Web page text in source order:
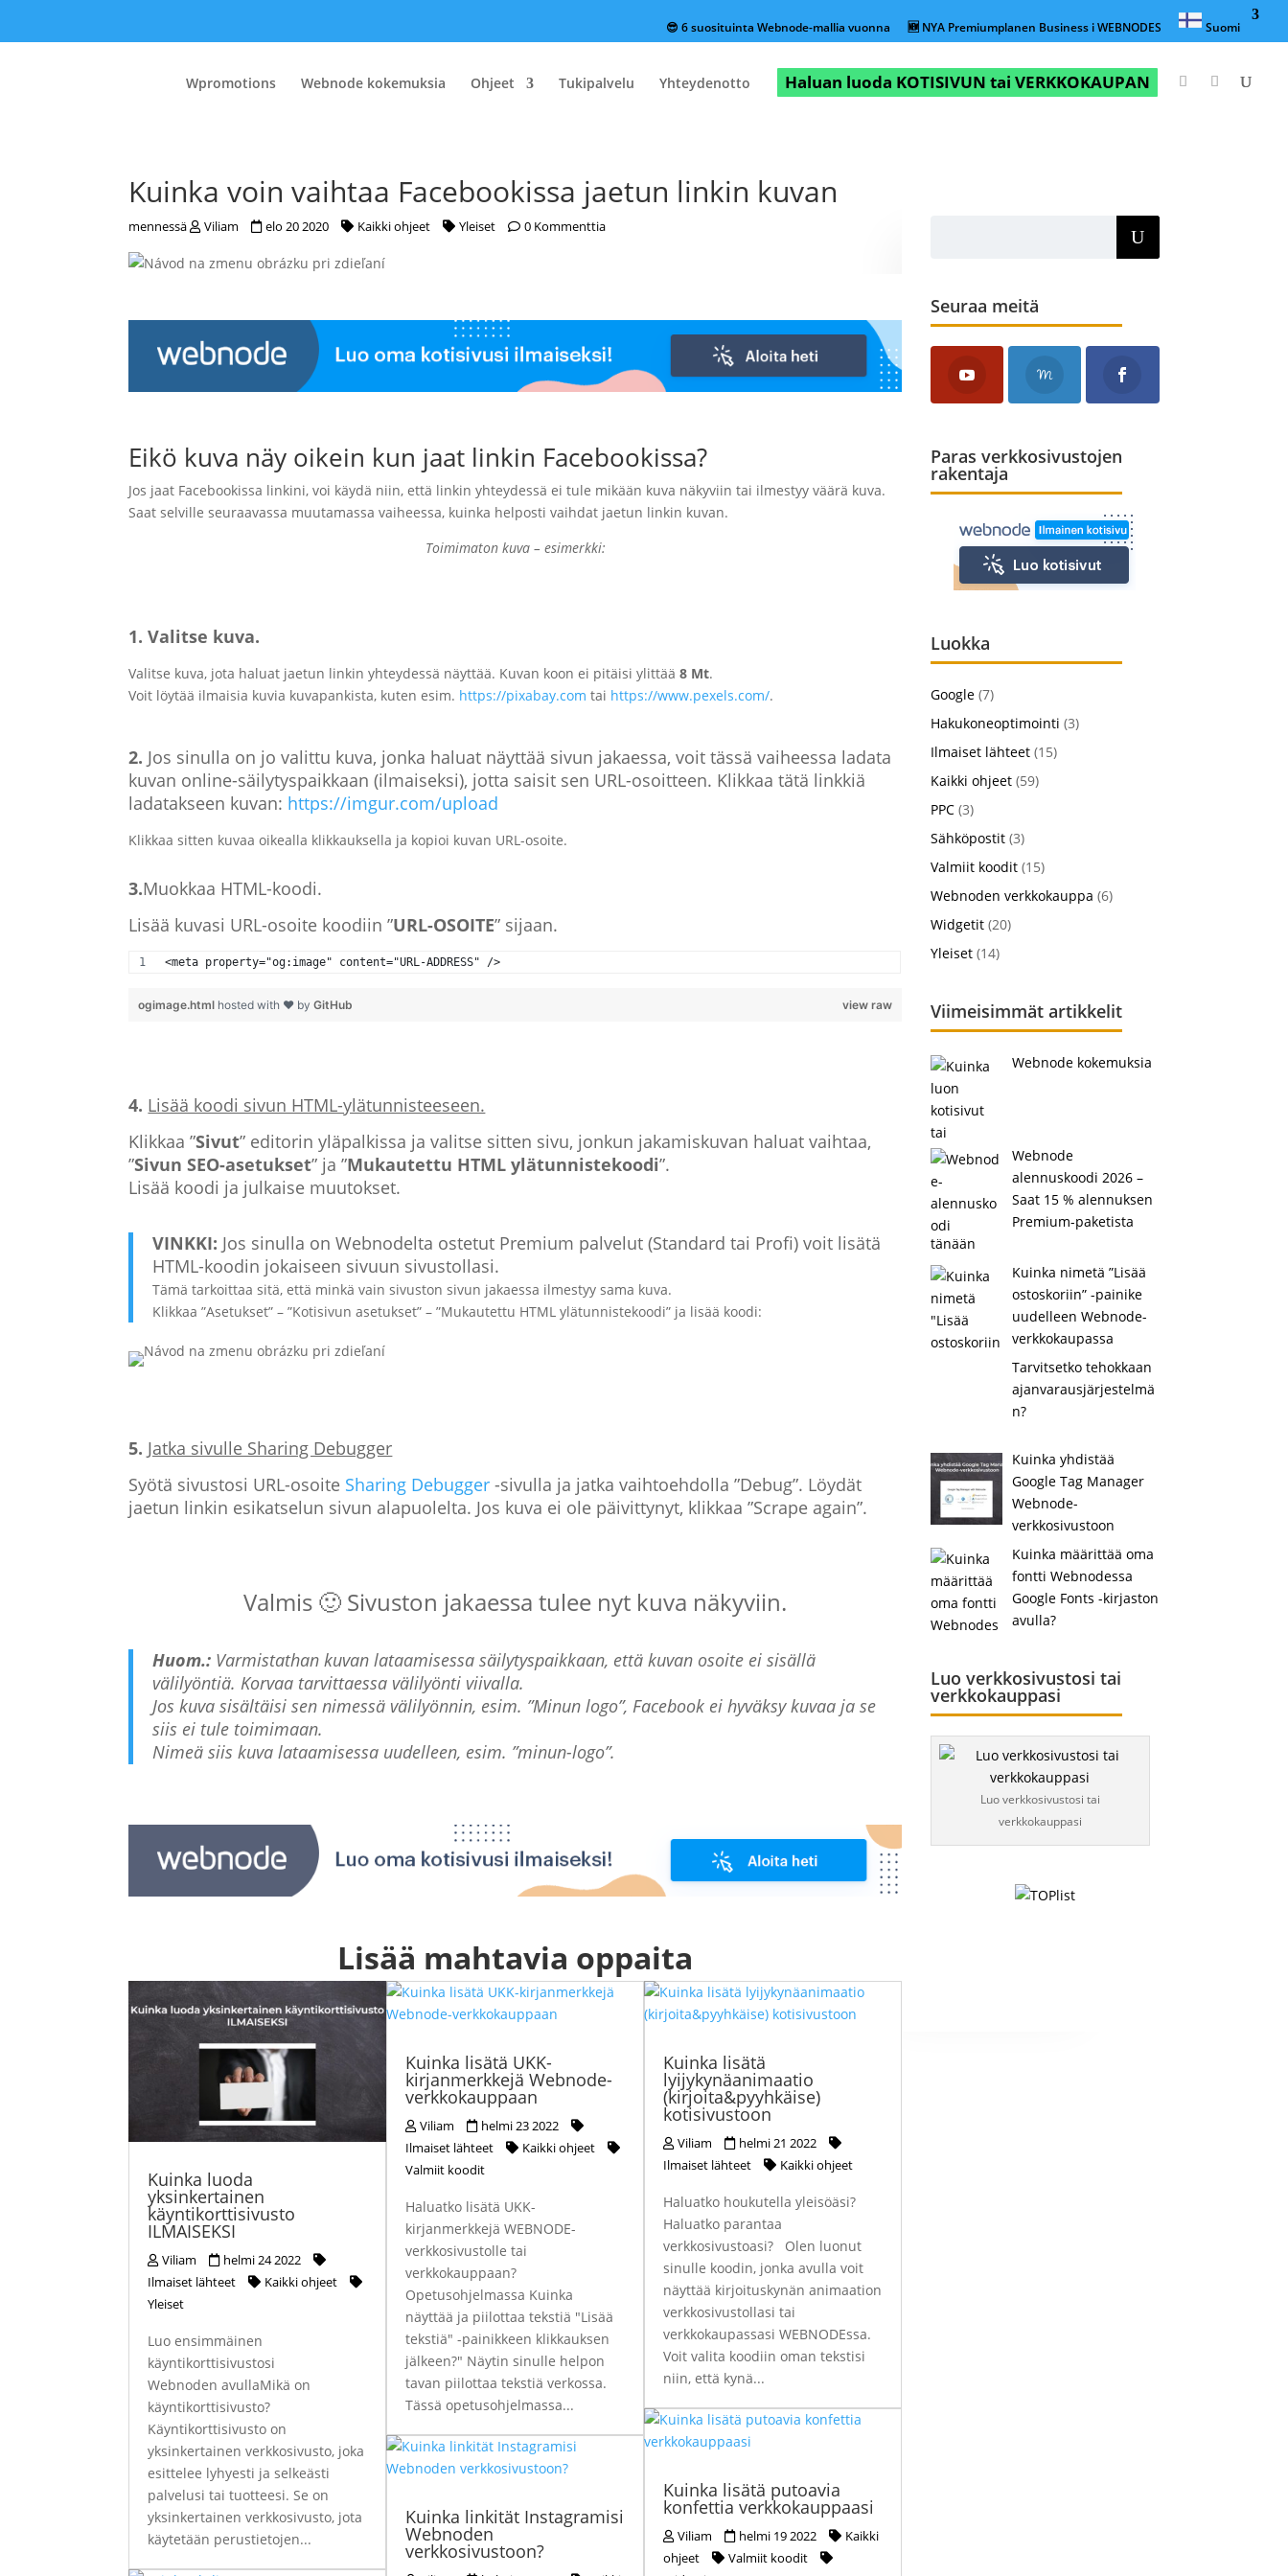
😎 6 suosituinta Webnode-mallia vuonna 🆕 NYA Premiumplanen Business i WEBNODES Suomi
Wpromotions Webnode kokemuksia Ohjeet Tukipalvelu Yhteydenotto Haluan luoda KOTISIVUN tai VERKKOKAUPAN
Kuinka voin vaihtaa Facebookissa jaetun linkin kuvan
mennessä Viliam elo 20 2020 Kaikki ohjeet Yleiset 0 Kommenttia
Eikö kuva näy oikein kun jaat linkin Facebookissa?
Jos jaat Facebookissa linkini, voi käydä niin, että linkin yhteydessä ei tule mikään kuva näkyviin tai ilmestyy väärä kuva.
Saat selville seuraavassa muutamassa vaiheessa, kuinka helposti vaihdat jaetun linkin kuvan.
Toimimaton kuva – esimerkki:
1. Valitse kuva.
Valitse kuva, jota haluat jaetun linkin yhteydessä näyttää. Kuvan koon ei pitäisi ylittää8 Mt.
Voit löytää ilmaisia kuvia kuvapankista, kuten esim. https://pixabay.com tai https://www.pexels.com/.
2. Jos sinulla on jo valittu kuva, jonka haluat näyttää sivun jakaessa, voit tässä vaiheessa ladata
kuvan online-säilytyspaikkaan (ilmaiseksi), jotta saisit sen URL-osoitteen. Klikkaa tätä linkkiä
ladatakseen kuvan: https://imgur.com/upload
Klikkaa sitten kuvaa oikealla klikkauksella ja kopioi kuvan URL-osoite.
3.Muokkaa HTML-koodi.
Lisää kuvasi URL-osoite koodiin ”URL-OSOITE” sijaan.
<meta property="og:image" content="URL-ADDRESS" />
view raw
ogimage.html hosted with ❤ byGitHub
4. Lisää koodi sivun HTML-ylätunnisteeseen.
Klikkaa ”Sivut” editorin yläpalkissa ja valitse sitten sivu, jonkun jakamiskuvan haluat vaihtaa,
”Sivun SEO-asetukset” ja ”Mukautettu HTML ylätunnistekoodi”.
Lisää koodi ja julkaise muutokset.
VINKKI: Jos sinulla on Webnodelta ostetut Premium palvelut (Standard tai Profi) voit lisätä
HTML-koodin jokaiseen sivuun sivustollasi.
Tämä tarkoittaa sitä, että minkä vain sivuston sivun jakaessa ilmestyy sama kuva.
Klikkaa ”Asetukset” – ”Kotisivun asetukset” – ”Mukautettu HTML ylätunnistekoodi” ja lisää koodi:
5. Jatka sivulle Sharing Debugger
Syötä sivustosi URL-osoite Sharing Debugger -sivulla ja jatka vaihtoehdolla ”Debug”. Löydät
jaetun linkin esikatselun sivun alapuolelta. Jos kuva ei ole päivittynyt, klikkaa ”Scrape again”.
Valmis 🙂 Sivuston jakaessa tulee nyt kuva näkyviin.
Huom.: Varmistathan kuvan lataamisessa säilytyspaikkaan, että kuvan osoite ei sisällä
välilyöntiä. Korvaa tarvittaessa välilyönti viivalla.
Jos kuva sisältäisi sen nimessä välilyönnin, esim. ”Minun logo”, Facebook ei hyväksy kuvaa ja se
siis ei tule toimimaan.
Nimeä siis kuva lataamisessa uudelleen, esim. ”minun-logo”.
Lisää mahtavia oppaita
Kuinka luoda
yksinkertainen
käyntikorttisivusto
ILMAISEKSI
Viliam
helmi 24 2022
Ilmaiset lähteet
Kaikki ohjeet
Yleiset
Luo ensimmäinen
käyntikorttisivustosi
Webnoden avullaMikä on
käyntikorttisivusto?
Käyntikorttisivusto on
yksinkertainen verkkosivusto, joka
esittelee lyhyesti ja selkeästi
palvelusi tai tuotteesi. Se on
yksinkertainen verkkosivusto, jota
käytetään perustietojen...
Kuinka lisätä UKK-
kirjanmerkkejä Webnode-
verkkokauppaan
Viliam
helmi 23 2022
Ilmaiset lähteet
Kaikki ohjeet
Valmiit koodit
Haluatko lisätä UKK-
kirjanmerkkejä WEBNODE-
verkkosivustolle tai
verkkokauppaan?
Opetusohjelmassa Kuinka
näyttää ja piilottaa tekstiä "Lisää
tekstiä" -painikkeen klikkauksen
jälkeen?" Näytin sinulle helpon
tavan piilottaa tekstiä verkossa.
Tässä opetusohjelmassa...
Kuinka linkität Instagramisi
Webnoden
verkkosivustoon?
Kuinka lisätä
lyijykynäanimaatio
(kirjoita&pyyhkäise)
kotisivustoon
Viliam
helmi 21 2022
Ilmaiset lähteet
Kaikki ohjeet
Haluatko houkutella yleisöäsi?
Haluatko parantaa
verkkosivustoasi? Olen luonut
sinulle koodin, jonka avulla voit
näyttää kirjoituskynän animaation
verkkosivustollasi tai
verkkokaupassasi WEBNODEssa.
Voit valita koodiin oman tekstisi
niin, että kynä...
Kuinka lisätä putoavia
konfettia verkkokauppaasi
Viliam helmi 19 2022
Kaikki
ohjeet
Valmiit koodit
Seuraa meitä
Paras verkkosivustojen
rakentaja
Luokka
Google(7)
Hakukoneoptimointi (3)
Ilmaiset lähteet(15)
Kaikki ohjeet(59)
PPC(3)
Sähköpostit(3)
Valmiit koodit(15)
Webnoden verkkokauppa (6)
Widgetit(20)
Yleiset(14)
Viimeisimmät artikkelit
Webnode kokemuksia
Webnode
alennuskoodi 2026 –
Saat 15 % alennuksen
Premium-paketista
tänään
Kuinka nimetä ”Lisää
ostoskoriin” -painike
uudelleen Webnode-
verkkokaupassa
Tarvitsetko tehokkaan
ajanvarausjärjestelmä
n?
Kuinka yhdistää
Google Tag Manager
Webnode-
verkkosivustoon
Kuinka määrittää oma
fontti Webnodessa
Google Fonts -kirjaston
avulla?
Luo verkkosivustosi tai
verkkokauppasi
Luo verkkosivustosi tai
verkkokauppasi